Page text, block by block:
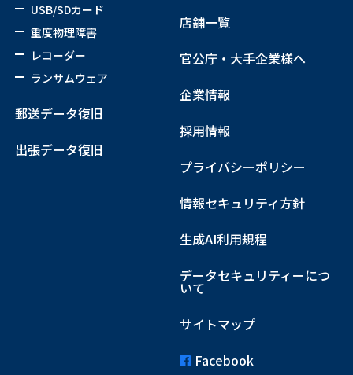
USB/SDカード
重度物理障害
レコーダー
ランサムウェア
郵送データ復旧
出張データ復旧
店舗一覧
官公庁・大手企業様へ
企業情報
採用情報
プライバシーポリシー
情報セキュリティ方針
生成AI利用規程
データセキュリティーにつ
いて
サイトマップ
Facebook